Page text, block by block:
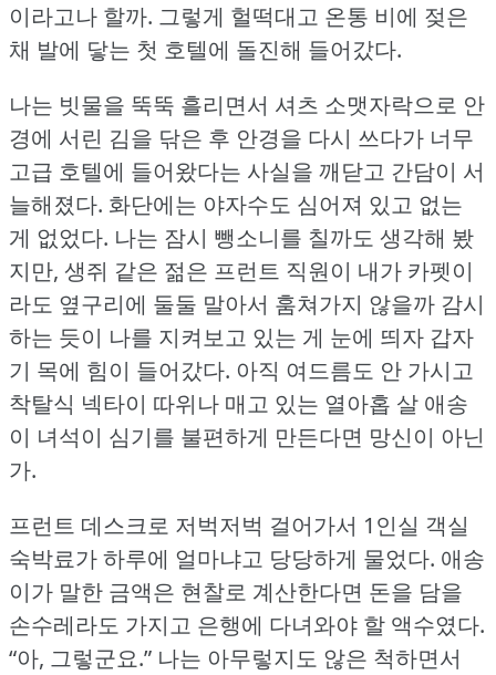
이라고나 할까. 그렇게 헐떡대고 온통 비에 젖은
채 발에 닿는 첫 호텔에 돌진해 들어갔다.
나는 빗물을 뚝뚝 흘리면서 셔츠 소맷자락으로 안
경에 서린 김을 닦은 후 안경을 다시 쓰다가 너무
고급 호텔에 들어왔다는 사실을 깨닫고 간담이 서
늘해졌다. 화단에는 야자수도 심어져 있고 없는
게 없었다. 나는 잠시 뺑소니를 칠까도 생각해 봤
지만, 생쥐 같은 젊은 프런트 직원이 내가 카펫이
라도 옆구리에 둘둘 말아서 훔쳐가지 않을까 감시
하는 듯이 나를 지켜보고 있는 게 눈에 띄자 갑자
기 목에 힘이 들어갔다. 아직 여드름도 안 가시고
착탈식 넥타이 따위나 매고 있는 열아홉 살 애송
이 녀석이 심기를 불편하게 만든다면 망신이 아닌
가.
프런트 데스크로 저벅저벅 걸어가서 1인실 객실
숙박료가 하루에 얼마냐고 당당하게 물었다. 애송
이가 말한 금액은 현찰로 계산한다면 돈을 담을
손수레라도 가지고 은행에 다녀와야 할 액수였다.
“아, 그렇군요.” 나는 아무렇지도 않은 척하면서